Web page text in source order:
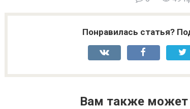
Понравилась статья?
Вам также может